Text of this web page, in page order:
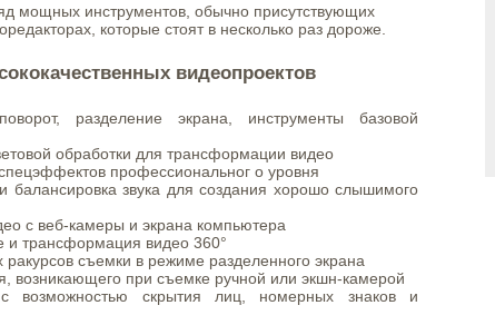
мощных инструментов, обычно присутствующих
которые стоят в несколько раз дороже.
видеопроектов
разделение экрана, инструменты базовой
обработки для трансформации видео
профессиональног о уровня
балансировка звука для создания хорошо слышимого
с веб-камеры и экрана компьютера
и трансформация видео 360°
съемки в режиме разделенного экрана
возникающего при съемке ручной или экшн-камерой
возможностью скрытия лиц, номерных знаков и